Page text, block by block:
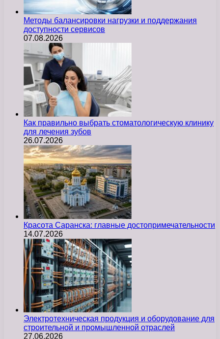
Методы балансировки нагрузки и поддержания
доступности сервисов
07.08.2026
Как правильно выбрать стоматологическую клинику
для лечения зубов
26.07.2026
Красота Саранска: главные достопримечательности
14.07.2026
Электротехническая продукция и оборудование для
строительной и промышленной отраслей
27.06.2026